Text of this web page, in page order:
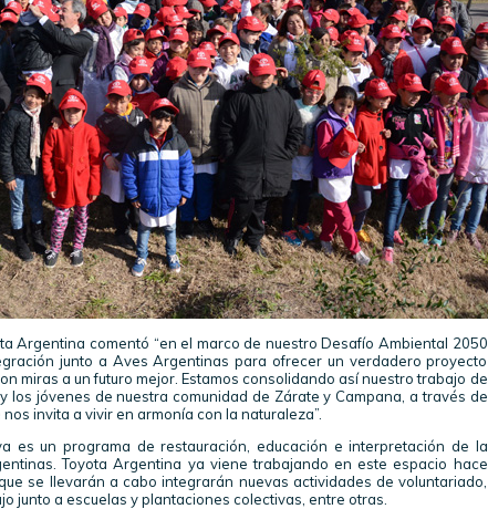
Argentina comentó “en el marco de nuestro Desafío Ambiental 2050
junto a Aves Argentinas para ofrecer un verdadero proyecto
miras a un futuro mejor. Estamos consolidando así nuestro trabajo de
los jóvenes de nuestra comunidad de Zárate y Campana, a través de
invita a vivir en armonía con la naturaleza”.
es un programa de restauración, educación e interpretación de la
Toyota Argentina ya viene trabajando en este espacio hace
se llevarán a cabo integrarán nuevas actividades de voluntariado,
junto a escuelas y plantaciones colectivas, entre otras.